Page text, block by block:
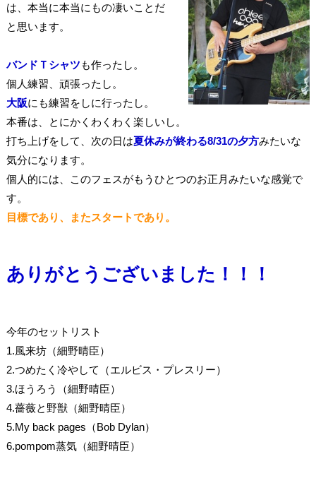
は、本当に本当にもの凄いことだ
と思います。
バンドＴシャツも作ったし。
個人練習、頑張ったし。
大阪にも練習をしに行ったし。
本番は、とにかくわくわく楽しいし。
打ち上げをして、次の日は夏休みが終わる8/31の夕方みたいな
気分になります。
個人的には、このフェスがもうひとつのお正月みたいな感覚で
す。
目標であり、またスタートであり。
ありがとうございました！！！
今年のセットリスト
1.風来坊（細野晴臣）
2.つめたく冷やして（エルビス・プレスリー）
3.ほうろう（細野晴臣）
4.薔薇と野獣（細野晴臣）
5.My back pages（Bob Dylan）
6.pompom蒸気（細野晴臣）